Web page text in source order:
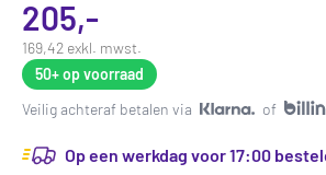
205,-
169,42 exkl. mwst.
50+op voorraad
Veilig achteraf betalen via
of
Op een werkdag voor 17:00